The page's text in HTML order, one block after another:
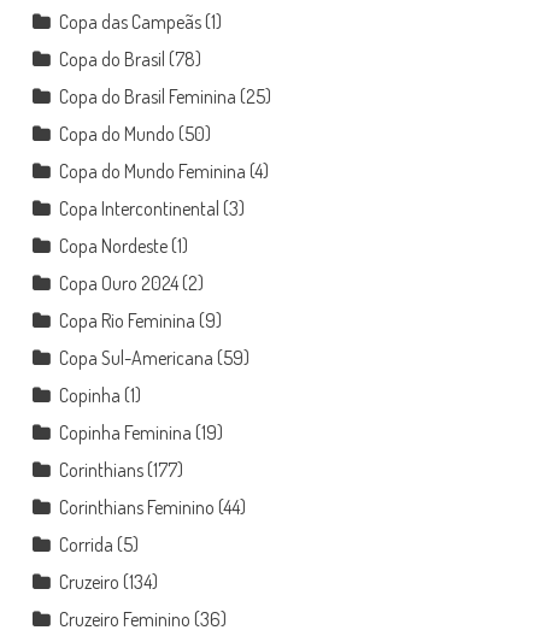
Copa das Campeãs(1)
Copa do Brasil (78)
Copa do Brasil Feminina (25)
Copa do Mundo (50)
Copa do Mundo Feminina (4)
Copa Intercontinental (3)
Copa Nordeste(1)
Copa Ouro 2024(2)
Copa Rio Feminina (9)
Copa Sul-Americana (59)
Copinha (1)
Copinha Feminina (19)
Corinthians(177)
Corinthians Feminino (44)
Corrida (5)
Cruzeiro (134)
Cruzeiro Feminino (36)